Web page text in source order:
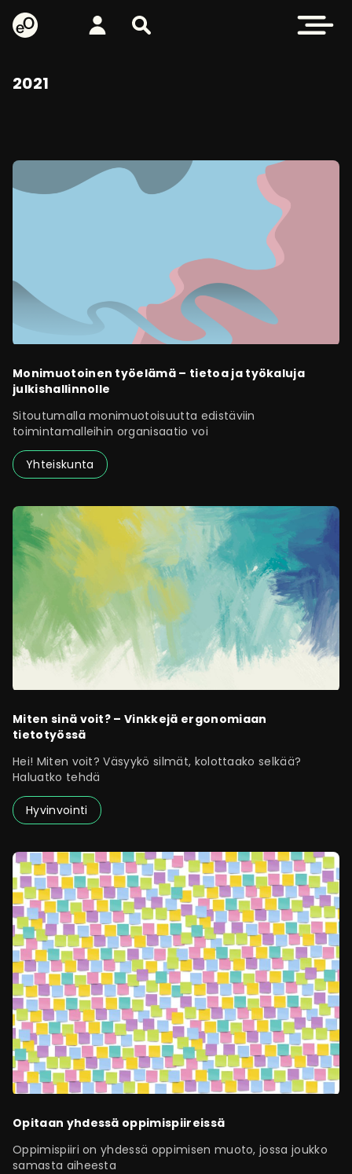
eOppiva - Etusivulle
Kirjaudu Etsi sivustolta Avaa
2021
Monimuotoinen työelämä – tietoa ja työkaluja
julkishallinnolle
Sitoutumalla monimuotoisuutta edistäviin
toimintamalleihin organisaatio voi
Yhteiskunta
Miten sinä voit? – Vinkkejä ergonomiaan
tietotyössä
Hei! Miten voit? Väsyykö silmät, kolottaako selkää?
Haluatko tehdä
Hyvinvointi
Opitaan yhdessä oppimispiireissä
Oppimispiiri on yhdessä oppimisen muoto, jossa joukko
samasta aiheesta